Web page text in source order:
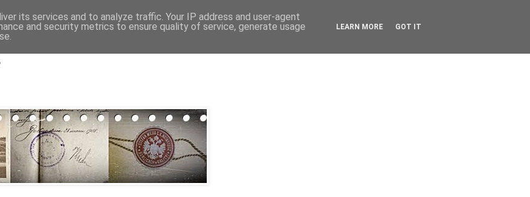
its services and to analyze traffic. Your IP address and user-agent
and security metrics to ensure quality of service, generate usage
LEARN MORE GOT IT